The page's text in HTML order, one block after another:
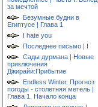
за мечтой
Безумные будни в
Египтусе | Глава 1
I hate you
Последнее письмо | I
Сады дурмана | Новые
приключения
Джирайи:Прибытие
Endless Winter. Прогноз
погоды - столетняя метель |
Глава 1. Начало конца